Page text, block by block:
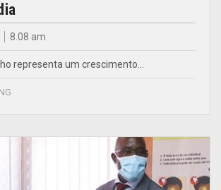
8.08 am
representa um crescimento…